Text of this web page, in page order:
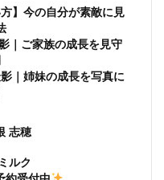
】今の自分が素敵に見
｜ご家族の成長を見守
｜姉妹の成長を写真に
志穂
ルク